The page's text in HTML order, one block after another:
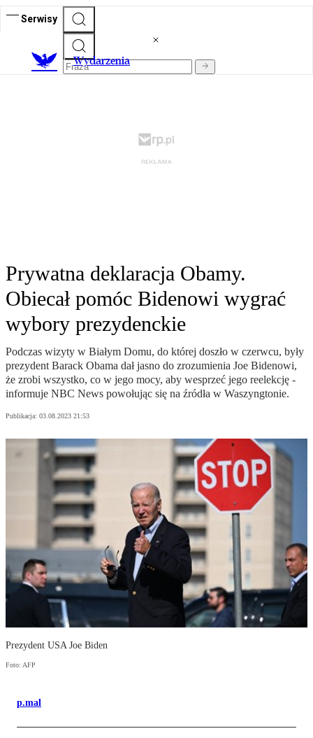
Serwisy
Wydarzenia
Prywatna deklaracja Obamy.
Obiecał pomóc Bidenowi wygrać
wybory prezydenckie
Podczas wizyty w Białym Domu, do której doszło w czerwcu, były
prezydent Barack Obama dał jasno do zrozumienia Joe Bidenowi,
że zrobi wszystko, co w jego mocy, aby wesprzeć jego reelekcję -
informuje NBC News powołując się na źródła w Waszyngtonie.
Publikacja: 03.08.2023 21:53
Prezydent USA Joe Biden
Foto: AFP
p.mal